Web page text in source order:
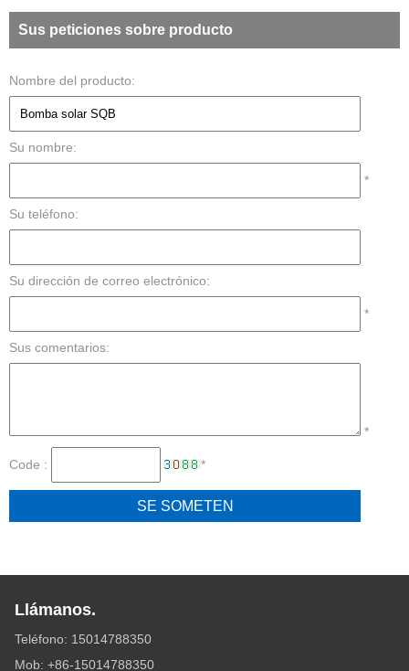
Sus peticiones sobre producto
Nombre del producto:
Su nombre:
*
Su teléfono:
Su dirección de correo electrónico:
*
Sus comentarios:
*
Code : *
Llámanos.
Teléfono: 15014788350
Mob: +86-15014788350